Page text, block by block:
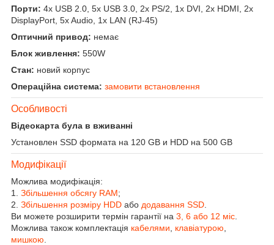
Порти: 4x USB 2.0, 5x USB 3.0, 2x PS/2, 1x DVI, 2x HDMI, 2x
DisplayPort, 5x Audio, 1x LAN (RJ-45)
Оптичний привод: немає
Блок живлення: 550W
Стан: новий корпус
Операційна система: замовити встановлення
Особливості
Відеокарта була в вживанні
Установлен SSD формата на 120 GB и HDD на 500 GB
Модифікації
Можлива модифікація:
1. Збільшення обсягу RAM;
2. Збільшення розміру HDD або додавання SSD
Ви можете розширити термін гарантії на 3, 6 або 12 міс
Можлива також комплектація кабелями клавіатурою
мишкою